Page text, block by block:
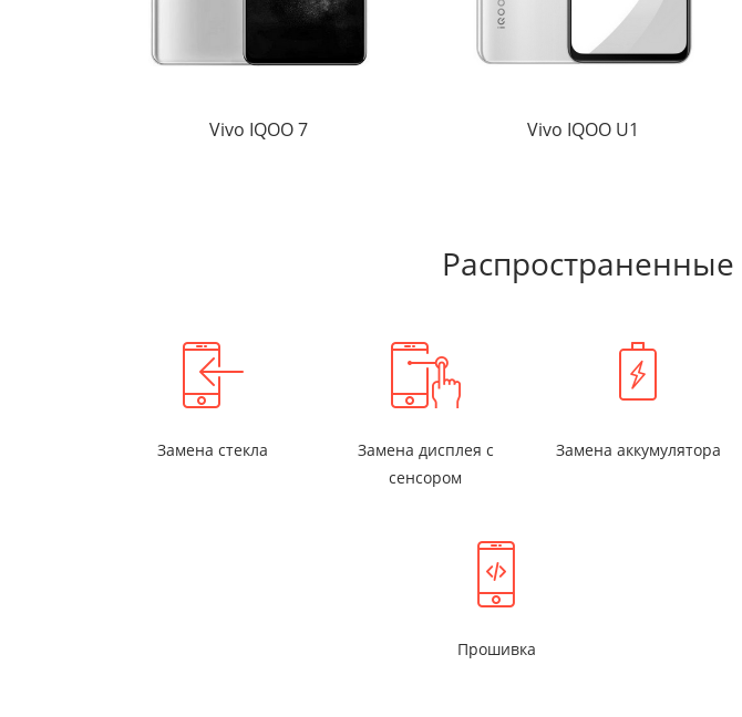
Vivo IQOO 7 Vivo IQOO U1
Замена стекла
Замена дисплея с
сенсором
Замена аккумулятора
Прошивка